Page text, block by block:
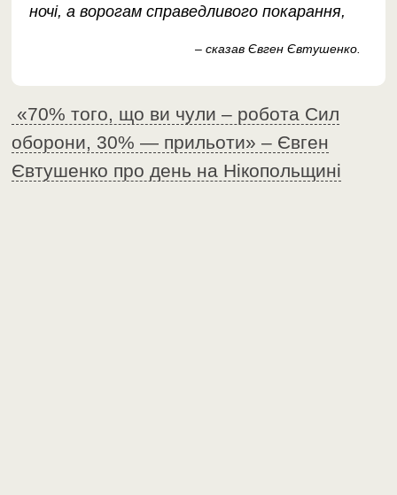
ночі, а ворогам справедливого покарання,
– сказав Євген Євтушенко.
«70% того, що ви чули – робота Сил
оборони, 30% — прильоти» – Євген
Євтушенко про день на Нікопольщині